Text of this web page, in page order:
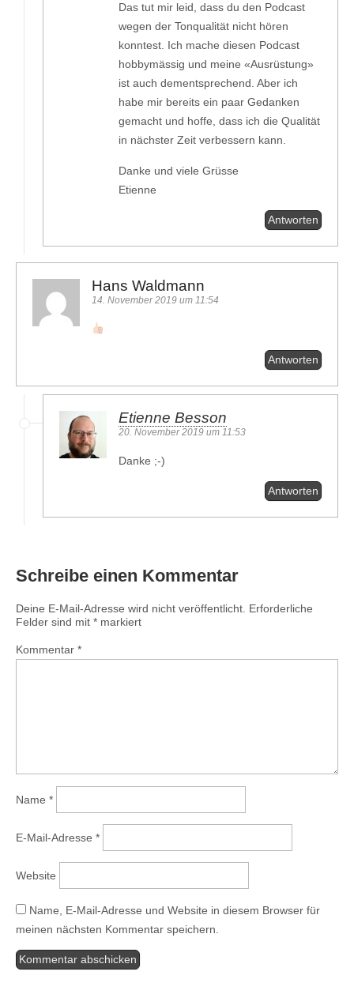
Das tut mir leid, dass du den Podcast
wegen der Tonqualität nicht hören
konntest. Ich mache diesen Podcast
hobbymässig und meine «Ausrüstung»
ist auch dementsprechend. Aber ich
habe mir bereits ein paar Gedanken
gemacht und hoffe, dass ich die Qualität
in nächster Zeit verbessern kann.
Danke und viele Grüsse
Etienne
Antworten
Hans Waldmann
14. November 2019 um 11:54
Antworten
Etienne Besson
20. November 2019 um 11:53
Danke ;-)
Antworten
Schreibe einen Kommentar
Deine E-Mail-Adresse wird nicht veröffentlicht. Erforderliche
Felder sind mit * markiert
Kommentar *
Name *
E-Mail-Adresse *
Website
Name, E-Mail-Adresse und Website in diesem Browser für
meinen nächsten Kommentar speichern.